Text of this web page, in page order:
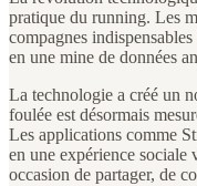
pratique du running. Les
compagnes
en une mine de données
La technologie a créé un
foulée est désormais
Les applications comme
en une expérience sociale
occasion de partager, de